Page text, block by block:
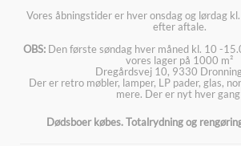
Vores åbningstider er hver onsdag og lørdag
efter aftale.
OBS: Den første søndag hver måned kl. 10 -
vores lager på 1000 m²
Dregårdsvej 10, 9330
Der er retro møbler, lamper, LP pader, glas,
mere. Der er nyt hver
Dødsboer købes. Totalrydning og